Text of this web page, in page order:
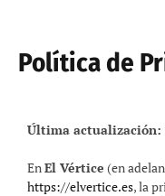
Política de
Última actualización:
EnEl Vértice (en
https://elvertice.es, la